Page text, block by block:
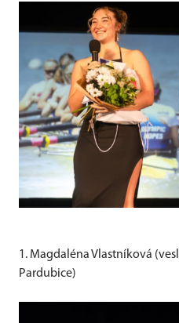
1. Magdaléna Vlastníková
Pardubice)